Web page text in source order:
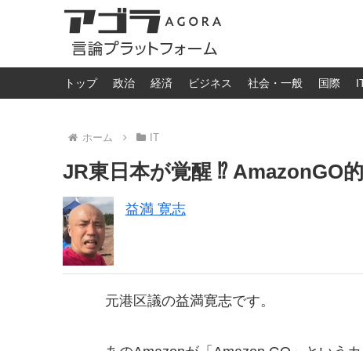
トップ 政治 経済 ビジネス 社会・一般 国際
ホーム IT
JR東日本が覚醒 ⁉︎ AmazonGO
益満 寛志
元港区議の益満寛志です。